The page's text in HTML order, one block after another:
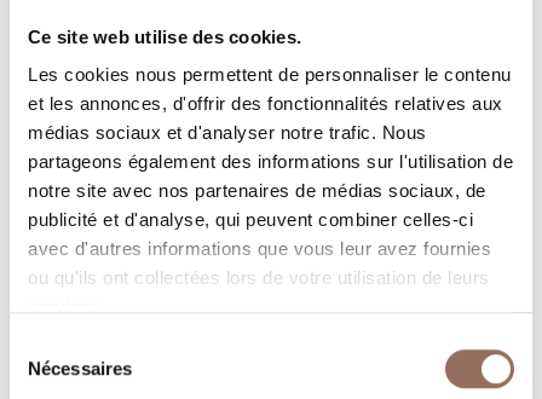
Ce site web utilise des cookies.
Les cookies nous permettent de personnaliser le contenu
et les annonces, d'offrir des fonctionnalités relatives aux
médias sociaux et d'analyser notre trafic. Nous
partageons également des informations sur l'utilisation de
notre site avec nos partenaires de médias sociaux, de
publicité et d'analyse, qui peuvent combiner celles-ci
avec d'autres informations que vous leur avez fournies
ou qu'ils ont collectées lors de votre utilisation de leurs
Nécessaires
Beds number:6
Vos vacances
Programmez où dormir, où manger, quoi faire et visiter
dans chaque coin de Langhe Monferrato Roero, tout en